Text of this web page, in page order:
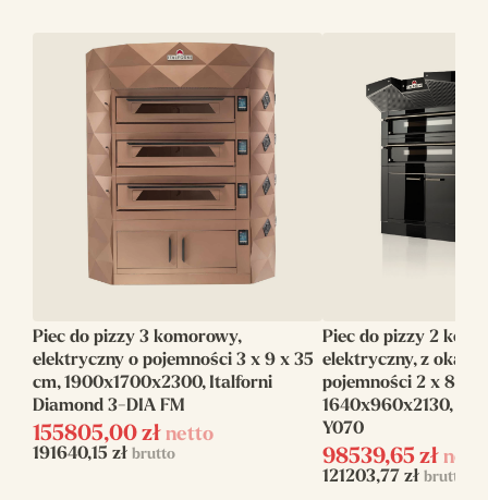
pizzy(mm)
300
Ilość pizz w
komorze(szt)
9
elektryczna(kW)
28.5
Wysokość(mm) 2230
Szerokość(mm) 1340
Linia Italforni Bull
Ilość komór 3
Piec do pizzy 3 komorowy,
elektryczny o pojemności 3 x 9 x 35
cm, 1900x1700x2300, Italforni
Diamond 3-DIA FM
155805,00 zł netto
191640,15 zł brutto
Piec do pizzy 2
elektryczny, z
pojemności 2 x 8 x
1640x960x2130,
Y070
98539,65 zł
121203,77 zł brutto